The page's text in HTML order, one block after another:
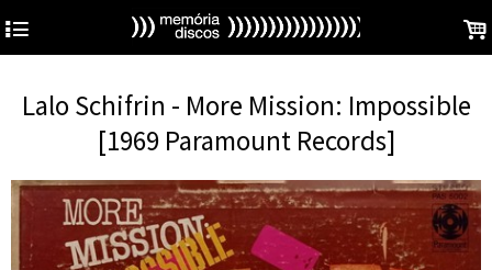
4 .
Lalo Schifrin - More Mission: Impossible
[1969 Paramount Records]